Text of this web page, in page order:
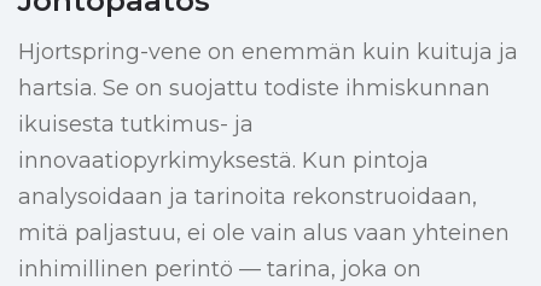
Hjortspring-vene on enemmän kuin kuituja ja
hartsia. Se on suojattu todiste ihmiskunnan
ikuisesta tutkimus- ja
innovaatiopyrkimyksestä. Kun pintoja
analysoidaan ja tarinoita rekonstruoidaan,
mitä paljastuu, ei ole vain alus vaan yhteinen
inhimillinen perintö — tarina, joka on